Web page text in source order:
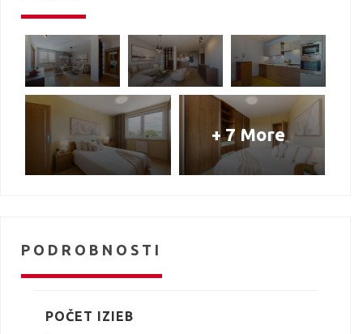
+ 7 More
PODROBNOSTI
POČET IZIEB